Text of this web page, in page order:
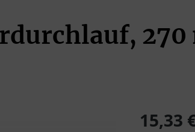
270
Regulärer
15,33